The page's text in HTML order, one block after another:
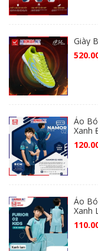
Giày
Áo
Xanh
Áo
Xanh